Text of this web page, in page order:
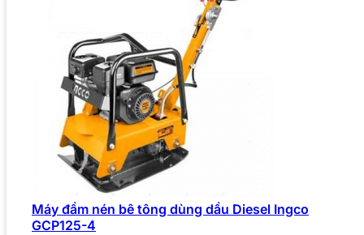
Máy đầm nén bê tông dùng dầu Diesel Ingco
GCP125-4